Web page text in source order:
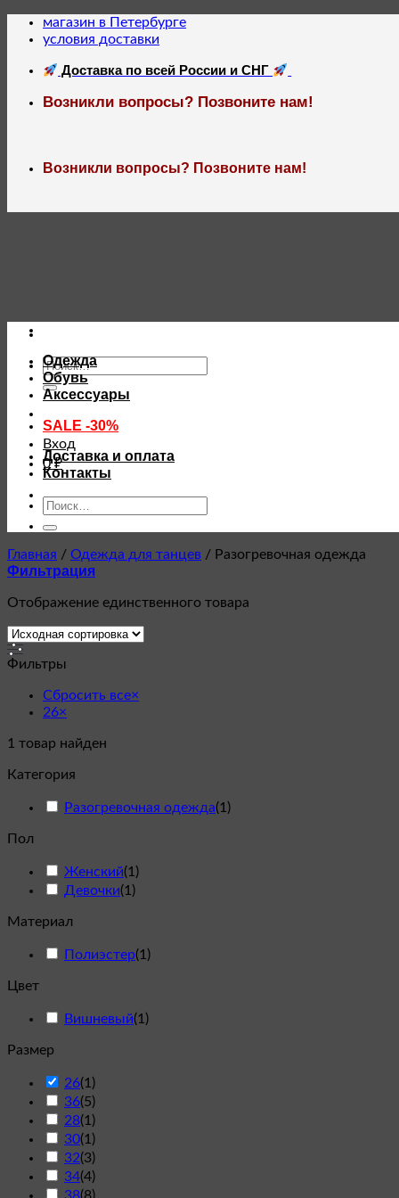
Skip
магазин в Петербурге
условия доставки
Доставка по всей России и СНГ
Возникли вопросы? Позвоните нам!
Возникли вопросы? Позвоните нам!
Искать:
Вход
0₽
Одежда
Обувь
Аксессуары
SALE -30%
Доставка и оплата
Контакты
Искать:
Главная / Одежда для танцев / Разогревочная одежда
Фильтрация
Отображение единственного товара
Фильтры
Сбросить все×
26×
1 товар найден
Категория
Разогревочная одежда(1 )
Пол
Женский(1 )
Девочки(1 )
Материал
Полиэстер(1 )
Цвет
Вишневый(1 )
Размер
26(1 )
36(5)
28(1 )
30(1 )
32(3)
34(4)